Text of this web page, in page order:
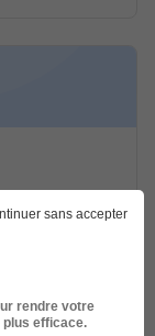
21/06/26
sans accepter
rendre votre
plus efficace.